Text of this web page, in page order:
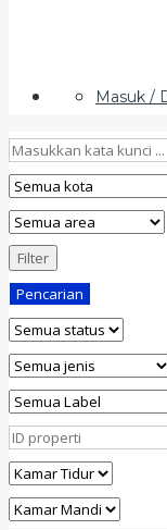
Masuk /
Filter
Pencarian